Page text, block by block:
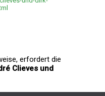
erfordert die
Clieves und